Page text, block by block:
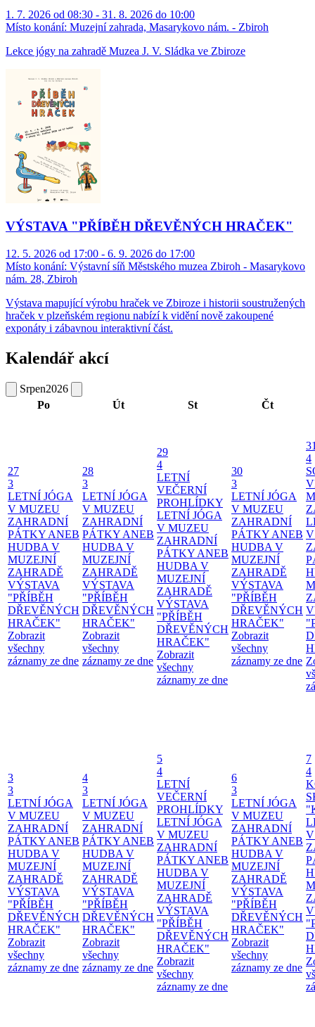
1. 7. 2026 od 08:30 - 31. 8. 2026 do 10:00
Místo konání: Muzejní zahrada, Masarykovo nám. - Zbiroh
Lekce jógy na zahradě Muzea J. V. Sládka ve Zbiroze
VÝSTAVA "PŘÍBĚH DŘEVĚNÝCH HRAČEK"
12. 5. 2026 od 17:00 - 6. 9. 2026 do 17:00
Místo konání: Výstavní síň Městského muzea Zbiroh - Masarykovo
nám. 28, Zbiroh
Výstava mapující výrobu hraček ve Zbiroze i historii soustružených
hraček v plzeňském regionu nabízí k vidění nově zakoupené
exponáty i zábavnou interaktivní část.
Kalendář akcí
Srpen2026
Po
Út St Čt
27
3
LETNÍ JÓGA
V MUZEU
ZAHRADNÍ
PÁTKY ANEB
HUDBA V
MUZEJNÍ
ZAHRADĚ
VÝSTAVA
"PŘÍBĚH
DŘEVĚNÝCH
HRAČEK"
Zobrazit
všechny
záznamy ze dne
28
3
LETNÍ JÓGA
V MUZEU
ZAHRADNÍ
PÁTKY ANEB
HUDBA V
MUZEJNÍ
ZAHRADĚ
VÝSTAVA
"PŘÍBĚH
DŘEVĚNÝCH
HRAČEK"
Zobrazit
všechny
záznamy ze dne
29
4
LETNÍ
VEČERNÍ
PROHLÍDKY
LETNÍ JÓGA
V MUZEU
ZAHRADNÍ
PÁTKY ANEB
HUDBA V
MUZEJNÍ
ZAHRADĚ
VÝSTAVA
"PŘÍBĚH
DŘEVĚNÝCH
HRAČEK"
Zobrazit
všechny
záznamy ze dne
30
3
LETNÍ JÓGA
V MUZEU
ZAHRADNÍ
PÁTKY ANEB
HUDBA V
MUZEJNÍ
ZAHRADĚ
VÝSTAVA
"PŘÍBĚH
DŘEVĚNÝCH
HRAČEK"
Zobrazit
všechny
záznamy ze dne
4
3
3
LETNÍ JÓGA
V MUZEU
ZAHRADNÍ
PÁTKY ANEB
HUDBA V
MUZEJNÍ
ZAHRADĚ
VÝSTAVA
"PŘÍBĚH
DŘEVĚNÝCH
HRAČEK"
Zobrazit
všechny
záznamy ze dne
4
3
LETNÍ JÓGA
V MUZEU
ZAHRADNÍ
PÁTKY ANEB
HUDBA V
MUZEJNÍ
ZAHRADĚ
VÝSTAVA
"PŘÍBĚH
DŘEVĚNÝCH
HRAČEK"
Zobrazit
všechny
záznamy ze dne
5
4
LETNÍ
VEČERNÍ
PROHLÍDKY
LETNÍ JÓGA
V MUZEU
ZAHRADNÍ
PÁTKY ANEB
HUDBA V
MUZEJNÍ
ZAHRADĚ
VÝSTAVA
"PŘÍBĚH
DŘEVĚNÝCH
HRAČEK"
Zobrazit
všechny
záznamy ze dne
6
3
LETNÍ JÓGA
V MUZEU
ZAHRADNÍ
PÁTKY ANEB
HUDBA V
MUZEJNÍ
ZAHRADĚ
VÝSTAVA
"PŘÍBĚH
DŘEVĚNÝCH
HRAČEK"
Zobrazit
všechny
záznamy ze dne
7
4